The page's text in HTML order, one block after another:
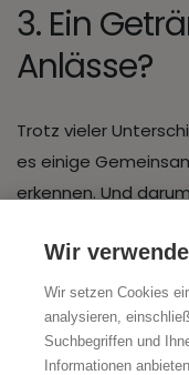
3. Ein
Anlässe?
Trotz vieler
es einige
erkennen. Und
naturnaher
hoher
geringere
Wir
Wir setzen Cookies
analysieren,
Suchbegriffen und
Informationen